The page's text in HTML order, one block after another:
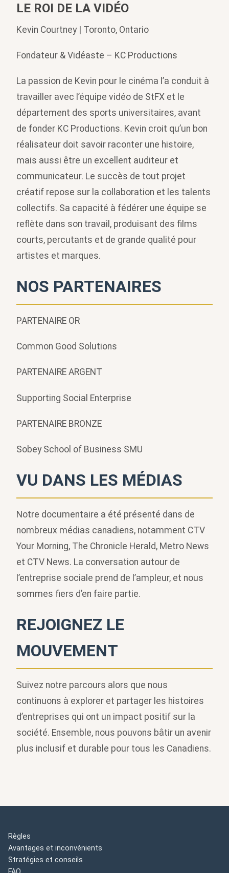
LE ROI DE LA VIDÉO
Kevin Courtney | Toronto, Ontario
Fondateur & Vidéaste – KC Productions
La passion de Kevin pour le cinéma l’a conduit à
travailler avec l’équipe vidéo de StFX et le
département des sports universitaires, avant
de fonder KC Productions. Kevin croit qu’un bon
réalisateur doit savoir raconter une histoire,
mais aussi être un excellent auditeur et
communicateur. Le succès de tout projet
créatif repose sur la collaboration et les talents
collectifs. Sa capacité à fédérer une équipe se
reflète dans son travail, produisant des films
courts, percutants et de grande qualité pour
artistes et marques.
NOS PARTENAIRES
PARTENAIRE OR
Common Good Solutions
PARTENAIRE ARGENT
Supporting Social Enterprise
PARTENAIRE BRONZE
Sobey School of Business SMU
VU DANS LES MÉDIAS
Notre documentaire a été présenté dans de
nombreux médias canadiens, notamment CTV
Your Morning, The Chronicle Herald, Metro News
et CTV News. La conversation autour de
l’entreprise sociale prend de l’ampleur, et nous
sommes fiers d’en faire partie.
REJOIGNEZ LE
MOUVEMENT
Suivez notre parcours alors que nous
continuons à explorer et partager les histoires
d’entreprises qui ont un impact positif sur la
société. Ensemble, nous pouvons bâtir un avenir
plus inclusif et durable pour tous les Canadiens.
Règles
Avantages et inconvénients
Stratégies et conseils